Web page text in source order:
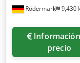
Rödermark 9,430
Información de
precio